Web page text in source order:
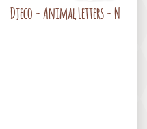
Djeco - Animal Letters - N